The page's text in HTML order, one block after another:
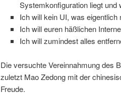
Systemkonfiguration liegt und
Ich will kein UI, was eigentlich
Ich will euren häßlichen
Ich will zumindest alles
Die versuchte Vereinnahmung des
zuletzt Mao Zedong mit der
Freude.